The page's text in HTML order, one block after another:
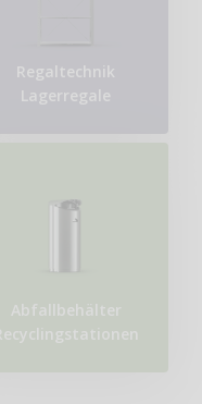
Regaltechnik
Lagerregale
Abfallbehälter